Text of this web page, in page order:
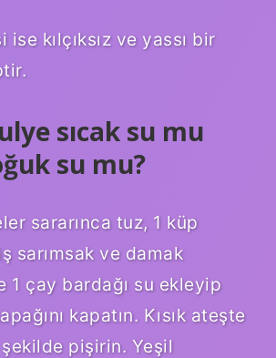
kılçıksız ve yassı bir
sıcak su mu
su mu?
sararınca tuz, 1 küp
sarımsak ve damak
1 çay bardağı su ekleyip
kapatın. Kısık ateşte
pişirin. Yeşil